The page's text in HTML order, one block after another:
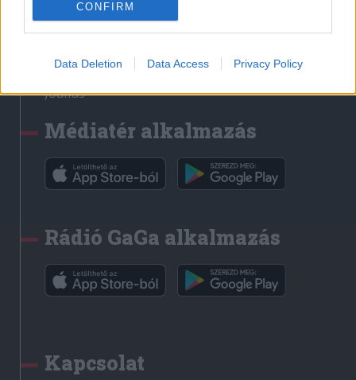
CONFIRM
Data Deletion Data Access Privacy Policy
Erdélyi Napló
Főtér
Rádió GaGa
Jóállás
Médiatér alkalmazás
Rádió GaGa alkalmazás
Kapcsolat